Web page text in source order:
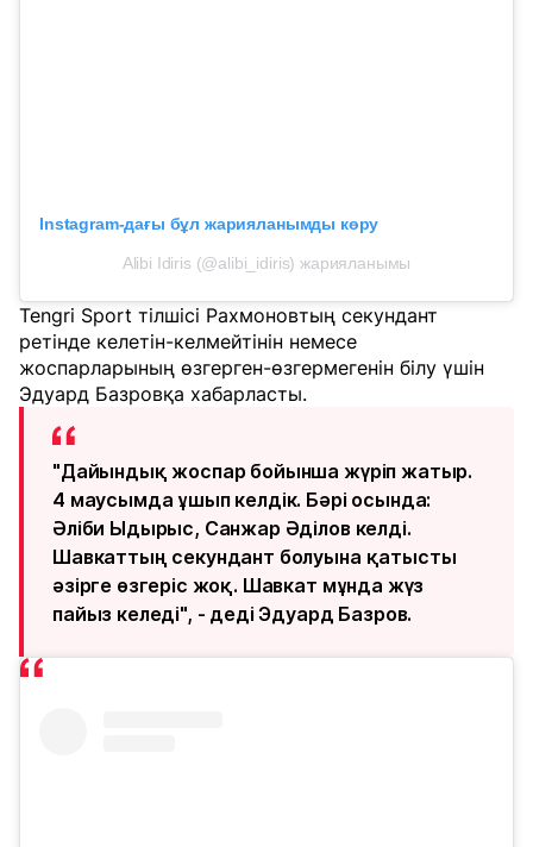
Instagram-дағы бұл жарияланымды көру
Alibi Idiris (@alibi_idiris) жарияланымы
Tengri Sport тілшісі Рахмоновтың секундант
ретінде келетін-келмейтінін немесе
жоспарларының өзгерген-өзгермегенін білу үшін
Эдуард Базровқа хабарласты.
"Дайындық жоспар бойынша жүріп жатыр.
4 маусымда ұшып келдік. Бәрі осында:
Әліби Ыдырыс, Санжар Әділов келді.
Шавкаттың секундант болуына қатысты
әзірге өзгеріс жоқ. Шавкат мұнда жүз
пайыз келеді", - деді Эдуард Базров.